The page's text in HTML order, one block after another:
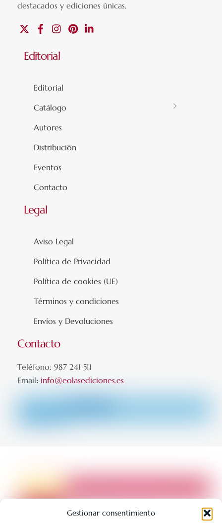
Gestionar consentimiento
destacados y ediciones únicas.
FacebookInstagramPinterest
Editorial
Editorial
Catálogo
Autores
Distribución
Eventos
Contacto
Legal
Aviso Legal
Política de Privacidad
Política de cookies (UE)
Términos y condiciones
Envíos y Devoluciones
Contacto
Teléfono: 987 241 511
Email: info@eolasediciones.es